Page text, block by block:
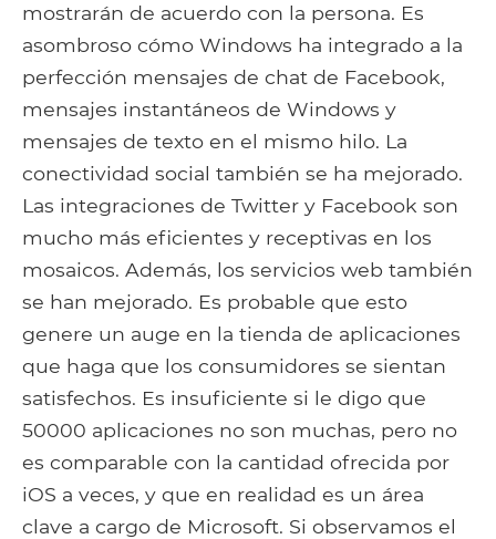
mostrarán de acuerdo con la persona. Es
asombroso cómo Windows ha integrado a la
perfección mensajes de chat de Facebook,
mensajes instantáneos de Windows y
mensajes de texto en el mismo hilo. La
conectividad social también se ha mejorado.
Las integraciones de Twitter y Facebook son
mucho más eficientes y receptivas en los
mosaicos. Además, los servicios web también
se han mejorado. Es probable que esto
genere un auge en la tienda de aplicaciones
que haga que los consumidores se sientan
satisfechos. Es insuficiente si le digo que
50000 aplicaciones no son muchas, pero no
es comparable con la cantidad ofrecida por
iOS a veces, y que en realidad es un área
clave a cargo de Microsoft. Si observamos el